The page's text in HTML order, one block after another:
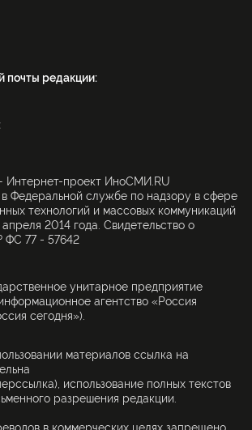
почты редакции:
Интернет-проект ИноСМИ.RU
Федеральной службе по надзору в сфере
технологий и массовых коммуникаций
2014 года. Свидетельство о
77 - 57642
унитарное предприятие
агентство «Россия
сегодня»).
материалов ссылка на
использование полных текстов
разрешения редакции.